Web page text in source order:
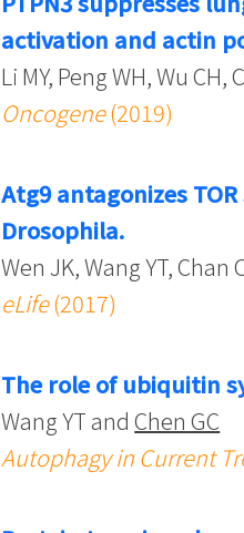
activation and actin
Li MY, Peng WH, Wu CH,
Oncogene(2019)
Atg9 antagonizes
Drosophila.
Wen JK, Wang YT, Chan
eLife(2017)
The role of ubiquitin
Wang YT andChen GC
Autophagy in Current